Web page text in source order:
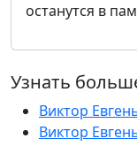
останутся в
Узнать
Виктор
Виктор